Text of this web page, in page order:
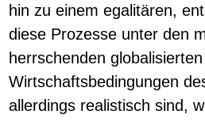
hin zu einem egalitären,
diese Prozesse unter den
herrschenden globalisierten
Wirtschaftsbedingungen
allerdings realistisch sind,